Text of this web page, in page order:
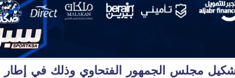
مجلس الجمهور الفتحاوي وذلك في إطار